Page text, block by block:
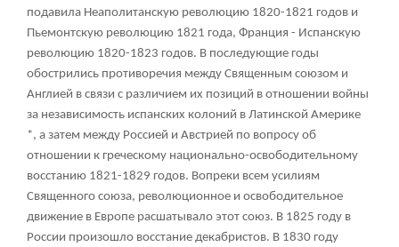
подавила Неаполитанскую революцию 1820-1821 годов и
Пьемонтскую революцию 1821 года, Франция - Испанскую
революцию 1820-1823 годов. В последующие годы
обострились противоречия между Священным союзом и
Англией в связи с различием их позиций в отношении войны
за независимость испанских колоний в Латинской Америке
*, а затем между Россией и Австрией по вопросу об
отношении к греческому национально-освободительному
восстанию 1821-1829 годов. Вопреки всем усилиям
Священного союза, революционное и освободительное
движение в Европе расшатывало этот союз. В 1825 году в
России произошло восстание декабристов. В 1830 году